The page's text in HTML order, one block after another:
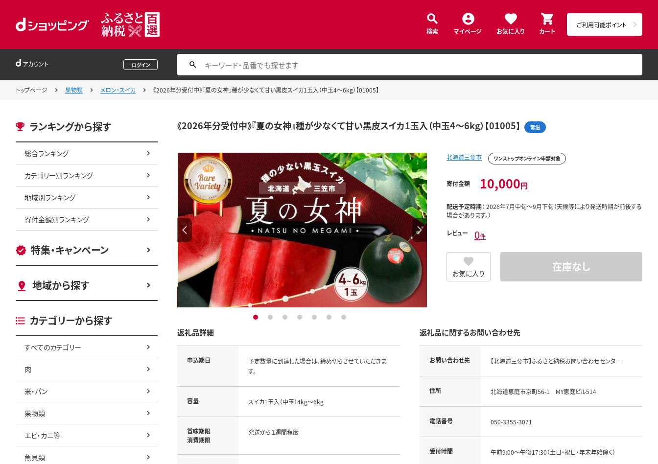
検索 マイページ お気に入り カート
ご利用可能ポイント
アカウント ログイン
トップページ 果物類 メロン・スイカ 《2026年分受付中》『夏の女神』種が少なくて甘い黒皮スイカ1玉入（中玉4～6kg）【01005】
ランキングから探す
総合ランキング
カテゴリー別ランキング
地域別ランキング
寄付金額別ランキング
特集・キャンペーン
地域から探す
カテゴリーから探す
すべてのカテゴリー
肉
米・パン
果物類
エビ・カニ等
魚貝類
《2026年分受付中》『夏の女神』種が少なくて甘い黒皮スイカ1玉入（中玉4～6kg）【01005】 常温
1 2 3 4 5 6 7
北海道三笠市 ワンストップオンライン申請対象
寄付金額 10,000円
配送予定時期： 2026年7月中旬～9月下旬（天候等により発送時期が前後する
場合があります。）
レビュー 0件
お気に入り 在庫なし
返礼品詳細
申込期日
予定数量に到達した場合は、締め切らさせていただきま
す。
容量 スイカ1玉入（中玉）4kg～6kg
賞味期限
消費期限
発送から１週間程度
返礼品に関するお問い合わせ先
お問い合わせ先 【北海道三笠市】ふるさと納税お問い合わせセンター
住所 北海道恵庭市京町56-1 MY恵庭ビル514
電話番号 050-3355-3071
受付時間 午前9:00～午後17:30（土日・祝日・年末年始除く）